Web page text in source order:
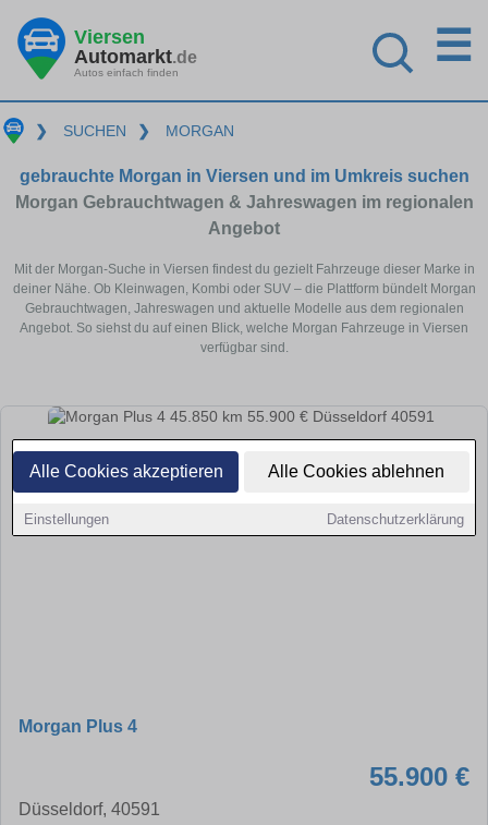
Alle Cookies akzeptieren Alle Cookies ablehnen
Einstellungen Datenschutzerklärung
Viersen
Automarkt.de
Autos einfach finden
☰
❯ SUCHEN ❯ MORGAN
gebrauchte Morgan in Viersen und im Umkreis suchen
Morgan Gebrauchtwagen & Jahreswagen im regionalen
Angebot
Mit der Morgan-Suche in Viersen findest du gezielt Fahrzeuge dieser Marke in
deiner Nähe. Ob Kleinwagen, Kombi oder SUV – die Plattform bündelt Morgan
Gebrauchtwagen, Jahreswagen und aktuelle Modelle aus dem regionalen
Angebot. So siehst du auf einen Blick, welche Morgan Fahrzeuge in Viersen
verfügbar sind.
Morgan Plus 4
55.900 €
Düsseldorf, 40591